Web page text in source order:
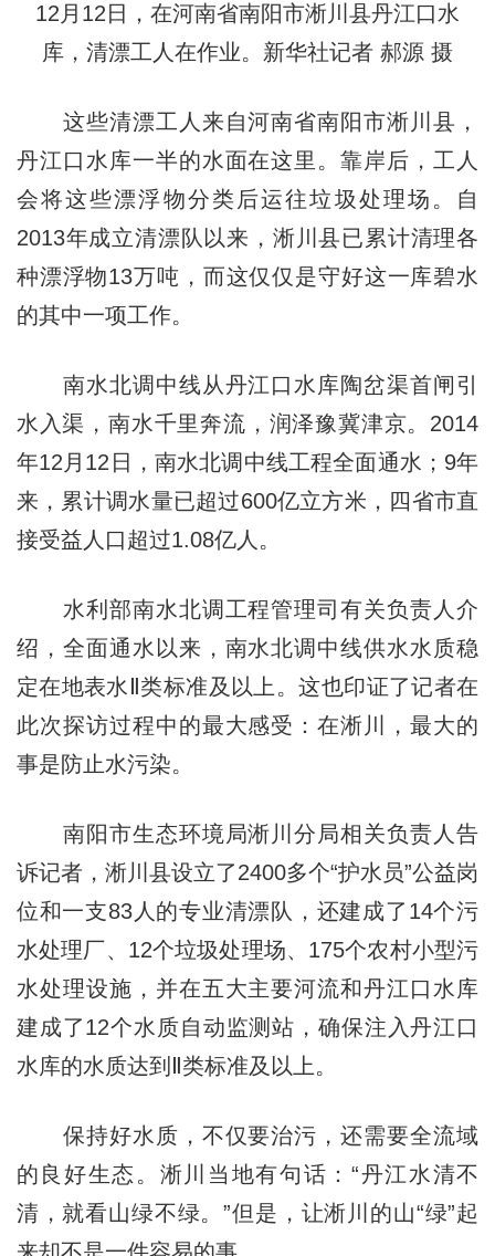
12月12日，在河南省南阳市淅川县丹江口水
库，清漂工人在作业。新华社记者 郝源 摄
这些清漂工人来自河南省南阳市淅川县，
丹江口水库一半的水面在这里。靠岸后，工人
会将这些漂浮物分类后运往垃圾处理场。自
2013年成立清漂队以来，淅川县已累计清理各
种漂浮物13万吨，而这仅仅是守好这一库碧水
的其中一项工作。
南水北调中线从丹江口水库陶岔渠首闸引
水入渠，南水千里奔流，润泽豫冀津京。2014
年12月12日，南水北调中线工程全面通水；9年
来，累计调水量已超过600亿立方米，四省市直
接受益人口超过1.08亿人。
水利部南水北调工程管理司有关负责人介
绍，全面通水以来，南水北调中线供水水质稳
定在地表水Ⅱ类标准及以上。这也印证了记者在
此次探访过程中的最大感受：在淅川，最大的
事是防止水污染。
南阳市生态环境局淅川分局相关负责人告
诉记者，淅川县设立了2400多个“护水员”公益岗
位和一支83人的专业清漂队，还建成了14个污
水处理厂、12个垃圾处理场、175个农村小型污
水处理设施，并在五大主要河流和丹江口水库
建成了12个水质自动监测站，确保注入丹江口
水库的水质达到Ⅱ类标准及以上。
保持好水质，不仅要治污，还需要全流域
的良好生态。淅川当地有句话：“丹江水清不
清，就看山绿不绿。”但是，让淅川的山“绿”起